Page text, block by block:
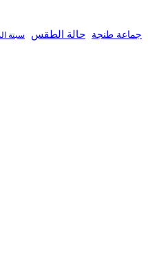
جماعة طنجة حالة الطقس سبتة